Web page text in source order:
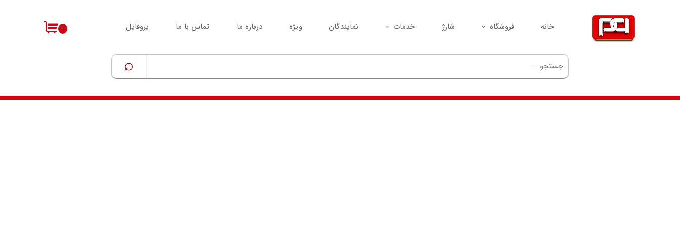
خانه فروشگاه
مودم
گوشی
شارژ خدمات
خرید انواع مودم کارکرده
پیامک انبوه
نمایندگان ویژه درباره ما تماس با ما پروفایل ۰
⌕